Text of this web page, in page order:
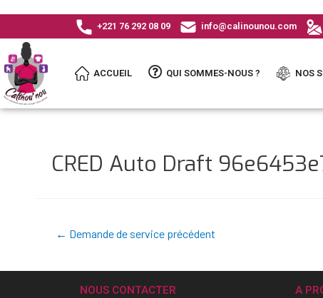
+221 76 292 08 09 info@calinounou.com
ACCUEIL QUI SOMMES-NOUS ? NOS
CRED Auto Draft
← Demande de service précédent
NOUS CONTACTER A